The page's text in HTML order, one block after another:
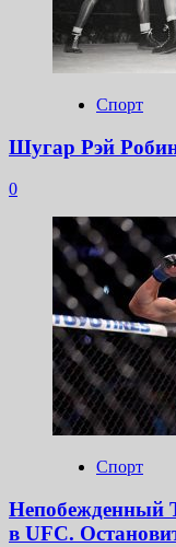
Спорт
Шугар Рэй
0
Спорт
Непобежденный
в UFC.